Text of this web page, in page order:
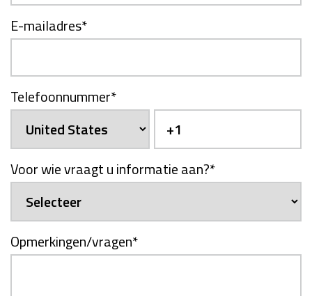
E-mailadres*
Telefoonnummer*
Voor wie vraagt u informatie aan?*
Opmerkingen/vragen*